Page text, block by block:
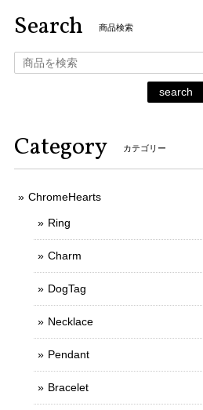
Search 商品検索
search
Category カテゴリー
ChromeHearts
Ring
Charm
DogTag
Necklace
Pendant
Bracelet